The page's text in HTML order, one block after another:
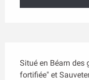
Situé en Béarn des
fortifiée" et